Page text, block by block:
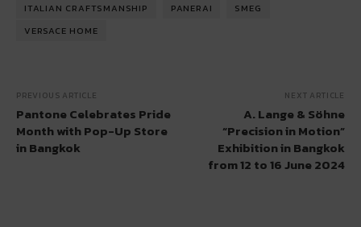
ITALIAN CRAFTSMANSHIP
PANERAI
SMEG
VERSACE HOME
PREVIOUS ARTICLE
Pantone Celebrates Pride
Month with Pop-Up Store
in Bangkok
NEXT ARTICLE
A. Lange & Söhne
“Precision in Motion”
Exhibition in Bangkok
from 12 to 16 June 2024